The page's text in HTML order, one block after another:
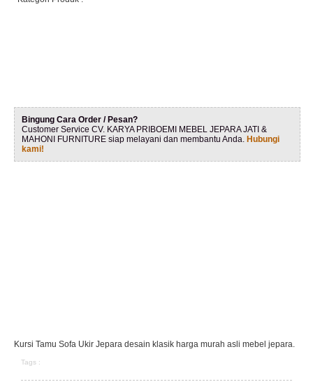
Bingung Cara Order / Pesan?
Customer Service CV. KARYA PRIBOEMI MEBEL JEPARA JATI &
MAHONI FURNITURE siap melayani dan membantu Anda. Hubungi
kami!
Kursi Tamu Sofa Ukir Jepara desain klasik harga murah asli mebel jepara.
Tags :